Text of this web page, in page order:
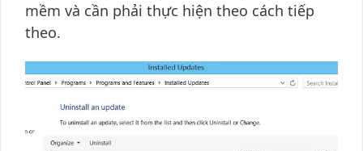
mềm và cần phải thực hiện theo cách tiếp
theo.